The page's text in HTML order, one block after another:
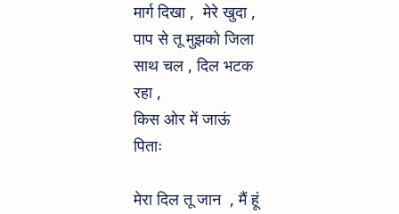
मार्ग दिखा , मेरे खुदा ,
पाप से तू मुझको जिला
साथ चल , दिल भटक
रहा ,
किस ओर में जाऊं
पिताः
मेरा दिल तू जान , मैं हूं